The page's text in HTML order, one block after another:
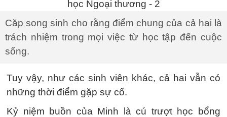
Căp song sinh cho rằng điểm chung của cả hai là
trách nhiệm trong mọi việc từ học tập đến cuộc
sống.
Tuy vậy, như các sinh viên khác, cả hai vẫn có
những thời điểm gặp sự cố.
Kỷ niệm buồn của Minh là cú trượt học bổng